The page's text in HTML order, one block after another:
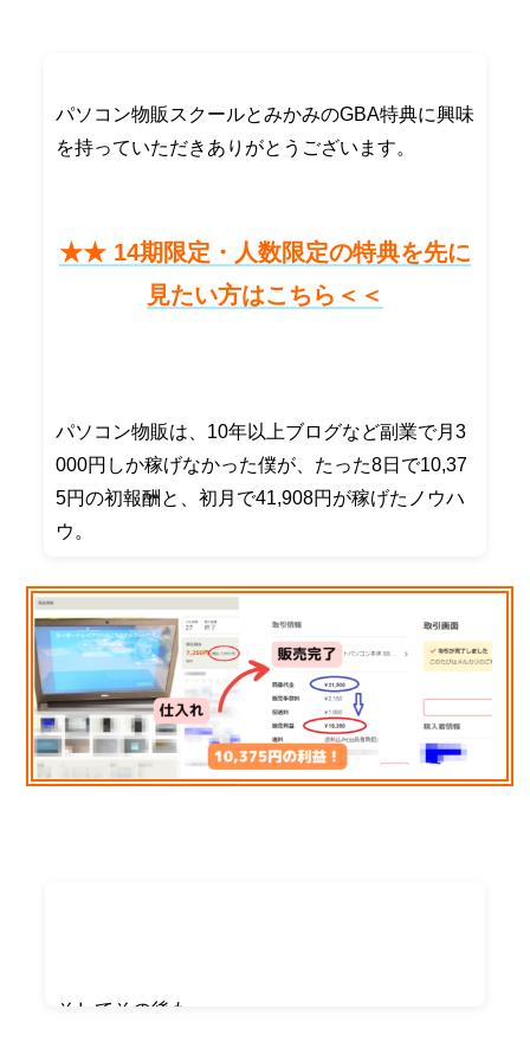
パソコン物販スクールとみかみのGBA特典に興味
を持っていただきありがとうございます。
★★ 14期限定・人数限定の特典を先に
見たい方はこちら＜＜
パソコン物販は、10年以上ブログなど副業で月3
000円しか稼げなかった僕が、たった8日で10,37
5円の初報酬と、初月で41,908円が稼げたノウハ
ウ。
物販初心者の自分でも「これならできそう」と思
えたことが決め手でした。
実践開始から８日で
そしてその後も、